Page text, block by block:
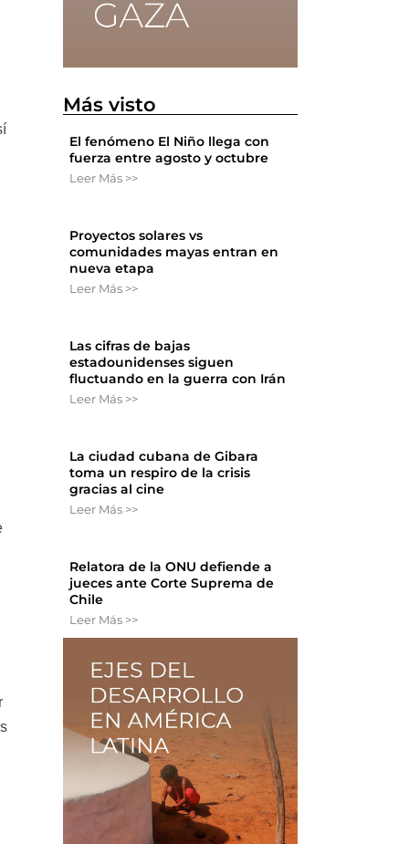
Más visto
El fenómeno El Niño llega con
fuerza entre agosto y octubre
Leer Más >>
Proyectos solares vs
comunidades mayas entran en
nueva etapa
Leer Más >>
Las cifras de bajas
estadounidenses siguen
fluctuando en la guerra con Irán
Leer Más >>
La ciudad cubana de Gibara
toma un respiro de la crisis
gracias al cine
Leer Más >>
Relatora de la ONU defiende a
jueces ante Corte Suprema de
Chile
Leer Más >>